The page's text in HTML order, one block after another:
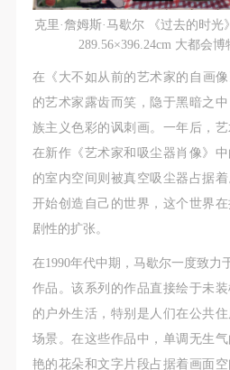
克里·詹姆斯·马歇尔 《过去的时
289.56×396.24cm 大都会
在《大不如从前的艺术家的自画
的艺术家露齿而笑，隐于黑暗之
族主义色彩的讽刺画。一年后，
在新作《艺术家和吸尘器肖像》
的室内空间则被真空吸尘器占据
开始创造自己的世界，这个世界
剧性的扩张。
在1990年代中期，马歇尔一度致力
作品。该系列的作品直接绘于未
的户外生活，特别是人们在公共
场景。在这些作品中，单调无生
艳的花朵和文字片段占据着画面
起生效。
（3）、本协议包括纸质档和
活动参与者意味着接受并承担
同意者意味着放弃参加此次活
活动前，必须事先与自己的家
意，同时知晓并同意本免责声
后，视作其家属也已知晓并同
我已认真阅读上述条款，并且
起生效。
（3）、本协议包括纸质档和
活动参与者意味着接受并承担
同意者意味着放弃参加此次活
活动前，必须事先与自己的家
意，同时知晓并同意本免责声
后，视作其家属也已知晓并同
我已认真阅读上述条款，并且
起生效。
（3）、本协议包括纸质档和
活动参与者意味着接受并承担
同意者意味着放弃参加此次活
活动前，必须事先与自己的家
意，同时知晓并同意本免责声
后，视作其家属也已知晓并同
我已认真阅读上述条款，并且